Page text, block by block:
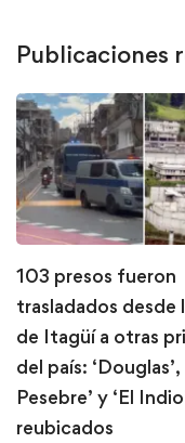
Publicaciones
103 presos fueron
trasladados desde
de Itagüí a otras
del país: ‘Douglas’,
Pesebre’ y ‘El
reubicados